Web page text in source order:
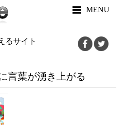
MENU
るサイト
言葉が湧き上がる